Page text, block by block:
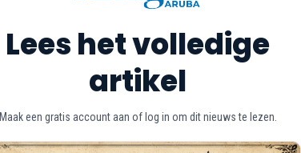
Lees het volledige
artikel
Maak een gratis account aan of log in om dit nieuws te lezen.